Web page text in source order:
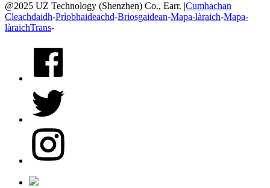
@2025 UZ Technology (Shenzhen) Co., Earr. |Cumhachan
Cleachdaidh-Prìobhaideachd-Briosgaidean-Mapa-làraich-Mapa-
làraichTrans-